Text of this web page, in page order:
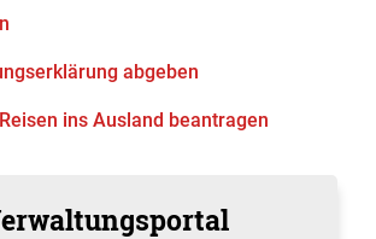
abgeben
ins Ausland beantragen